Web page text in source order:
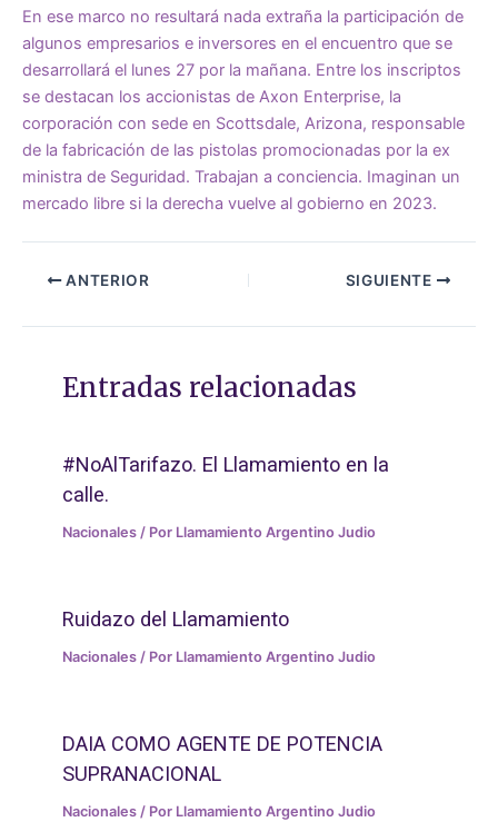
En ese marco no resultará nada extraña la participación de
algunos empresarios e inversores en el encuentro que se
desarrollará el lunes 27 por la mañana. Entre los inscriptos
se destacan los accionistas de Axon Enterprise, la
corporación con sede en Scottsdale, Arizona, responsable
de la fabricación de las pistolas promocionadas por la ex
ministra de Seguridad. Trabajan a conciencia. Imaginan un
mercado libre si la derecha vuelve al gobierno en 2023.
ANTERIOR SIGUIENTE
Entradas relacionadas
#NoAlTarifazo. El Llamamiento en la
calle.
Nacionales / Por Llamamiento Argentino Judio
Ruidazo del Llamamiento
Nacionales / Por Llamamiento Argentino Judio
DAIA COMO AGENTE DE POTENCIA
SUPRANACIONAL
Nacionales / Por Llamamiento Argentino Judio